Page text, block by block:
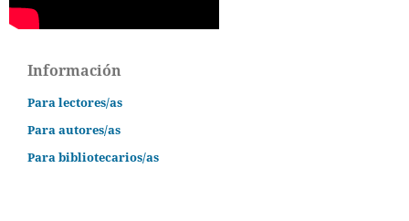
Información
Para lectores/as
Para autores/as
Para bibliotecarios/as